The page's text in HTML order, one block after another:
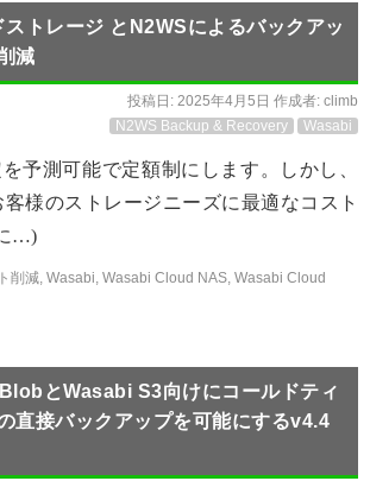
トレージ とN2WSによるバックアッ
減
投稿日: 2025年4月5日 作成者: climb
N2WS Backup & Recovery
Wasabi
を予測可能で定額制にします。しかし、
様のストレージニーズに最適なコスト
…)
削減, Wasabi, Wasabi Cloud NAS, Wasabi Cloud
とWasabi S3向けにコールドティ
直接バックアップを可能にするv4.4